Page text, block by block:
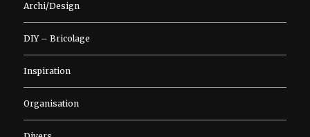
Archi/Design
DIY – Bricolage
Inspiration
Organisation